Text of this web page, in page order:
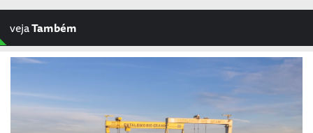
vejaTambém